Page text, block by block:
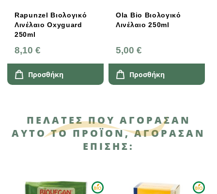
Rapunzel Βιολογικό
Λινέλαιο Oxyguard
250ml
8,10 €
Προσθήκη
Ola Bio Βιολογικό
Λινέλαιο 250ml
5,00 €
Προσθήκη
ΠΕΛΆΤΕΣ ΠΟΥ ΑΓΌΡΑΣΑΝ
ΑΥΤΌ ΤΟ ΠΡΟΪΌΝ, ΑΓΌΡΑΣΑΝ
ΕΠΊΣΗΣ: